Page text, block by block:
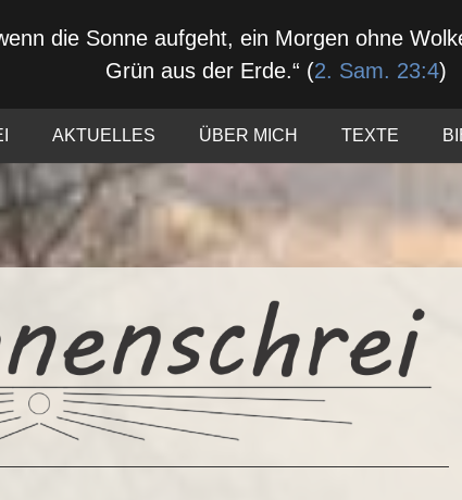
die Sonne aufgeht, ein Morgen ohne
Grün aus der Erde.“ (2. Sam. 23:4)
AKTUELLES ÜBER MICH TEXTE